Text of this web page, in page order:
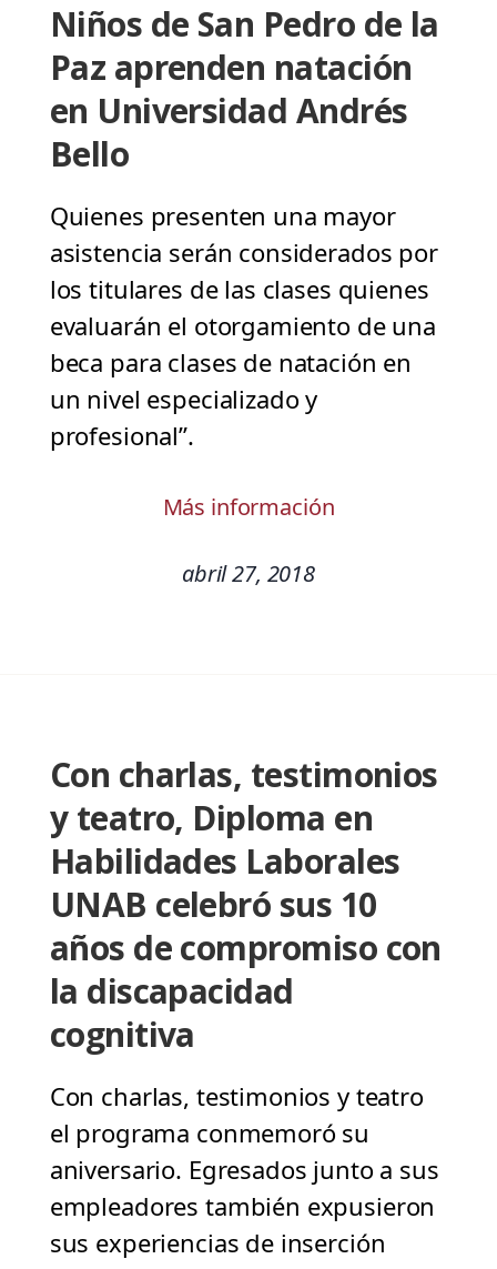
Niños de San Pedro de la
Paz aprenden natación
en Universidad Andrés
Bello
Quienes presenten una mayor
asistencia serán considerados por
los titulares de las clases quienes
evaluarán el otorgamiento de una
beca para clases de natación en
un nivel especializado y
profesional”.
Más información
abril 27, 2018
Con charlas, testimonios
y teatro, Diploma en
Habilidades Laborales
UNAB celebró sus 10
años de compromiso con
la discapacidad
cognitiva
Con charlas, testimonios y teatro
el programa conmemoró su
aniversario. Egresados junto a sus
empleadores también expusieron
sus experiencias de inserción